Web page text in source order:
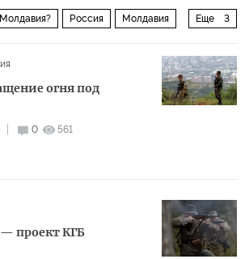
Еще 3
Россия Молдавия
огня под
0 561
проект КГБ